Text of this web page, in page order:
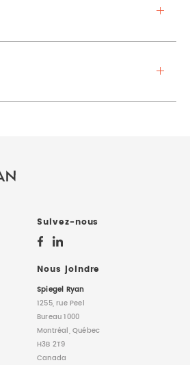
Suivez-nous
Nous joindre
Spiegel Ryan
1255, rue Peel
Bureau 1000
Montréal, Québec
H3B 2T9
Canada